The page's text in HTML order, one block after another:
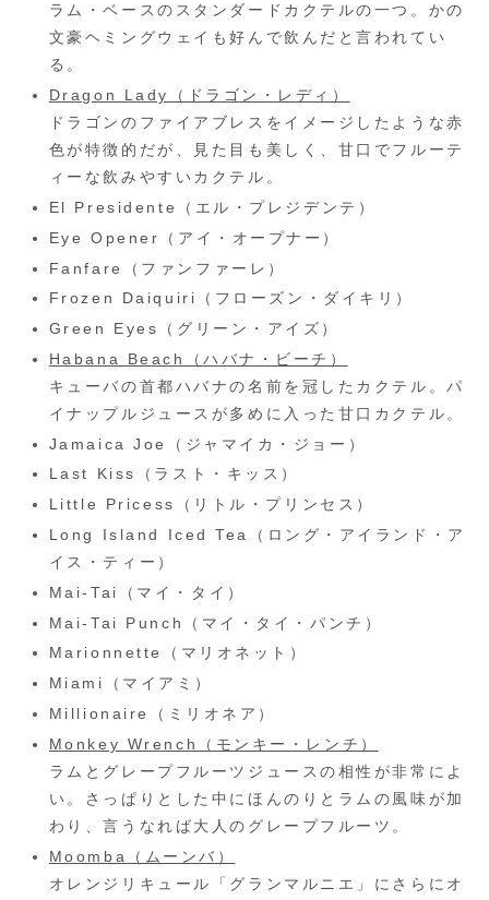
ラム・ベースのスタンダードカクテルの一つ。かの
文豪ヘミングウェイも好んで飲んだと言われてい
る。
Dragon Lady（ドラゴン・レディ）
ドラゴンのファイアブレスをイメージしたような赤
色が特徴的だが、見た目も美しく、甘口でフルーテ
ィーな飲みやすいカクテル。
El Presidente（エル・プレジデンテ）
Eye Opener（アイ・オープナー）
Fanfare（ファンファーレ）
Frozen Daiquiri（フローズン・ダイキリ）
Green Eyes（グリーン・アイズ）
Habana Beach（ハバナ・ビーチ）
キューバの首都ハバナの名前を冠したカクテル。パ
イナップルジュースが多めに入った甘口カクテル。
Jamaica Joe（ジャマイカ・ジョー）
Last Kiss（ラスト・キッス）
Little Pricess（リトル・プリンセス）
Long Island Iced Tea（ロング・アイランド・ア
イス・ティー）
Mai-Tai（マイ・タイ）
Mai-Tai Punch（マイ・タイ・パンチ）
Marionnette（マリオネット）
Miami（マイアミ）
Millionaire（ミリオネア）
Monkey Wrench（モンキー・レンチ）
ラムとグレープフルーツジュースの相性が非常によ
い。さっぱりとした中にほんのりとラムの風味が加
わり、言うなれば大人のグレープフルーツ。
Moomba（ムーンバ）
オレンジリキュール「グランマルニエ」にさらにオ